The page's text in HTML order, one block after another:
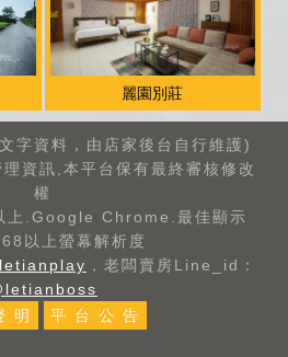
麗園別莊
字資料，由店家後台自行維護)
資訊,本平台保有最終審核修改
權
上.Google Chrome.最佳顯示
以上螢幕解析度
，老闆賣房Line_id：
明 平 台 公 告